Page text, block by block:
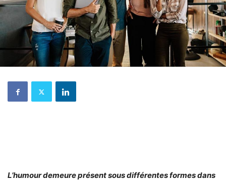
L’humour demeure présent sous différentes formes dans